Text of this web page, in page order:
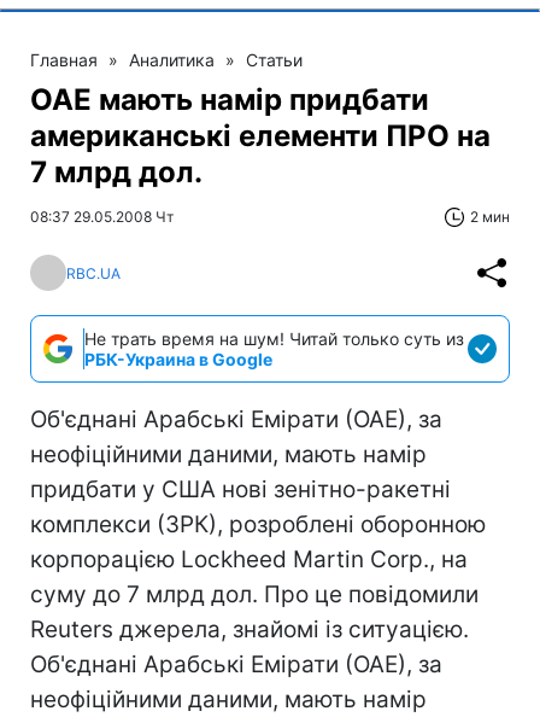
Главная » Аналитика » Статьи
ОАЕ мають намір придбати
американські елементи ПРО на
7 млрд дол.
08:37 29.05.2008 Чт 2 мин
RBC.UA
Не трать время на шум! Читай только суть из
РБК-Украина в Google
Об'єднані Арабські Емірати (ОАЕ), за
неофіційними даними, мають намір
придбати у США нові зенітно-ракетні
комплекси (ЗРК), розроблені оборонною
корпорацією Lockheed Martin Corp., на
суму до 7 млрд дол. Про це повідомили
Reuters джерела, знайомі із ситуацією.
Об'єднані Арабські Емірати (ОАЕ), за
неофіційними даними, мають намір